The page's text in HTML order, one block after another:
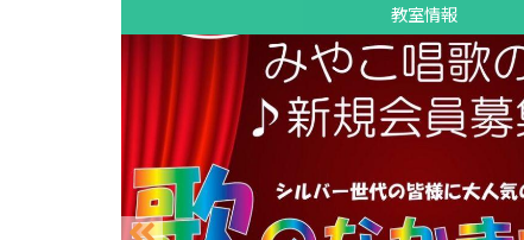
教室情報